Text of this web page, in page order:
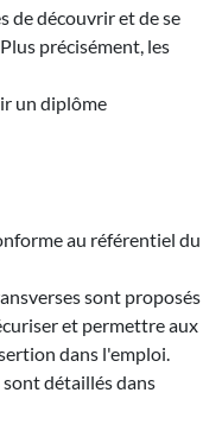
de découvrir et de se
précisément, les
un diplôme
au référentiel du
sont proposés
et permettre aux
dans l'emploi.
détaillés dans